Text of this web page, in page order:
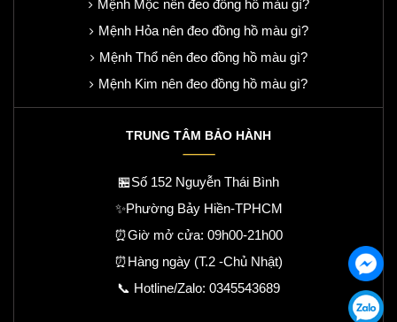
Mệnh Mộc nên đeo đồng hồ màu gì?
Mệnh Hỏa nên đeo đồng hồ màu gì?
Mệnh Thổ nên đeo đồng hồ màu gì?
Mệnh Kim nên đeo đồng hồ màu gì?
TRUNG TÂM BẢO HÀNH
🏪Số 152 Nguyễn Thái Bình
✨Phường Bảy Hiền-TPHCM
⏰Giờ mở cửa: 09h00-21h00
⏰Hàng ngày (T.2 -Chủ Nhật)
📞 Hotline/Zalo: 0345543689